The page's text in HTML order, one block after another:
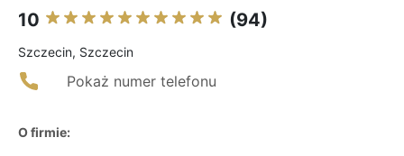
10 (94)
Szczecin, Szczecin
Pokaż numer telefonu
O firmie: